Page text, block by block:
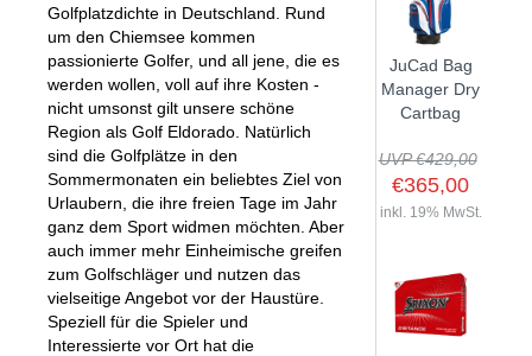
KOMPLETTSETS
HEADS
SHAFTS
DEMOSCHLÄGER
GÜRTEL & SOCKEN
KINDER GOLFHANDSCHUHE
REGENSCHIRME
HANDTÜCHER
ACCESSOIRES
TRAININGSHILFEN
MONTAGE
GRIFFE
GUTSCHEINE
GUTSCHEINE
SALE
GOLFSCHLÄGER
TROLLIES
BÄLLE
SCHUHE
BEKLEIDUNG
HANDSCHUHE
ZUBEHÖR
EVENTS
GOLFKURSE
EVENTS
ANFRAGE
GUTSCHEINE
Golfplatzdichte in Deutschland. Rund
um den Chiemsee kommen
passionierte Golfer, und all jene, die es
werden wollen, voll auf ihre Kosten -
nicht umsonst gilt unsere schöne
Region als Golf Eldorado. Natürlich
sind die Golfplätze in den
Sommermonaten ein beliebtes Ziel von
Urlaubern, die ihre freien Tage im Jahr
ganz dem Sport widmen möchten. Aber
auch immer mehr Einheimische greifen
zum Golfschläger und nutzen das
vielseitige Angebot vor der Haustüre.
Speziell für die Spieler und
Interessierte vor Ort hat die
JuCad Bag
Manager Dry
Cartbag
UVP €429,00
€365,00
inkl. 19% MwSt.